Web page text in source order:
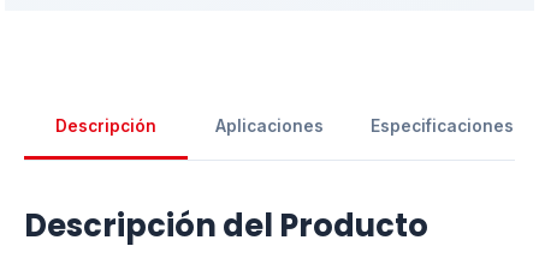
Descripción Aplicaciones Especificaciones
Descripción del Producto